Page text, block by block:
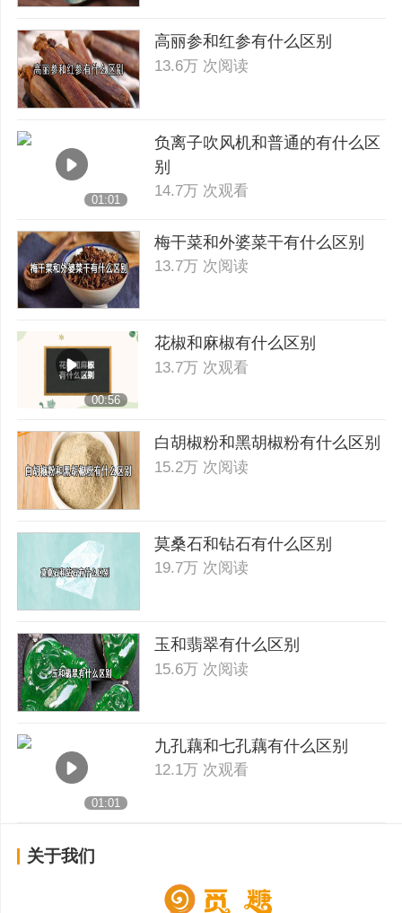
高丽参和红参有什么区别
13.6万 次阅读
01:01
负离子吹风机和普通的有什么区
别
14.7万 次观看
梅干菜和外婆菜干有什么区别
13.7万 次阅读
00:56
花椒和麻椒有什么区别
13.7万 次观看
白胡椒粉和黑胡椒粉有什么区别
15.2万 次阅读
莫桑石和钻石有什么区别
19.7万 次阅读
玉和翡翠有什么区别
15.6万 次阅读
01:01
九孔藕和七孔藕有什么区别
12.1万 次观看
关于我们